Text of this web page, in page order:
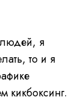
я
то и я
кикбоксинг.